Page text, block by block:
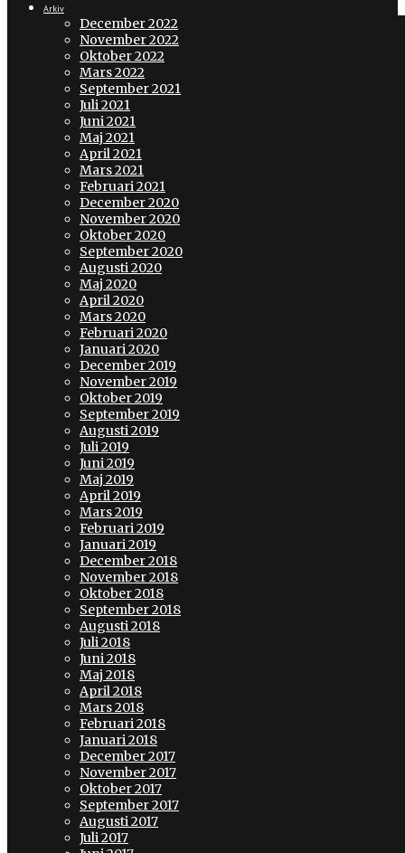
Arkiv
December 2022
November 2022
Oktober 2022
Mars 2022
September 2021
Juli 2021
Juni 2021
Maj 2021
April 2021
Mars 2021
Februari 2021
December 2020
November 2020
Oktober 2020
September 2020
Augusti 2020
Maj 2020
April 2020
Mars 2020
Februari 2020
Januari 2020
December 2019
November 2019
Oktober 2019
September 2019
Augusti 2019
Juli 2019
Juni 2019
Maj 2019
April 2019
Mars 2019
Februari 2019
Januari 2019
December 2018
November 2018
Oktober 2018
September 2018
Augusti 2018
Juli 2018
Juni 2018
Maj 2018
April 2018
Mars 2018
Februari 2018
Januari 2018
December 2017
November 2017
Oktober 2017
September 2017
Augusti 2017
Juli 2017